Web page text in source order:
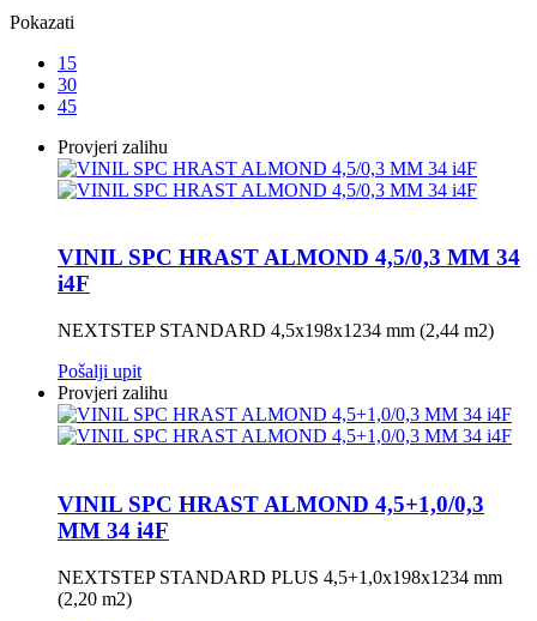
Pokazati
15
30
45
Provjeri zalihu
VINIL SPC HRAST ALMOND 4,5/0,3 MM 34
i4F
NEXTSTEP STANDARD 4,5x198x1234 mm (2,44 m2)
Pošalji upit
Provjeri zalihu
VINIL SPC HRAST ALMOND 4,5+1,0/0,3
MM 34 i4F
NEXTSTEP STANDARD PLUS 4,5+1,0x198x1234 mm
(2,20 m2)